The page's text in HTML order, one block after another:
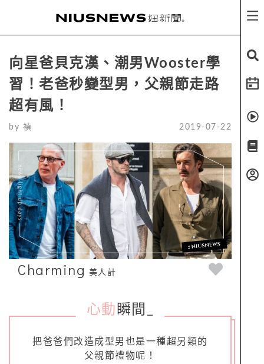
向星爸貝克漢、潮男Wooster學
習！老爸秒變型男，父親節走路
超有風！
by 禎 2019-07-22
Charming 美人計
心動 瞬間
把爸爸們改造成型男也是一種超另類的
父親節禮物呢！